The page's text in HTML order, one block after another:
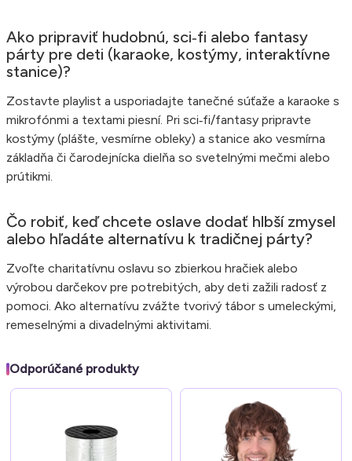
Ako pripraviť hudobnú, sci‑fi alebo fantasy
párty pre deti (karaoke, kostýmy, interaktívne
stanice)?
Zostavte playlist a usporiadajte tanečné súťaže a karaoke s
mikrofónmi a textami piesní. Pri sci‑fi/fantasy pripravte
kostýmy (plášte, vesmírne obleky) a stanice ako vesmírna
základňa či čarodejnícka dielňa so svetelnými mečmi alebo
prútikmi.
Čo robiť, keď chcete oslave dodať hlbší zmysel
alebo hľadáte alternatívu k tradičnej párty?
Zvoľte charitatívnu oslavu so zbierkou hračiek alebo
výrobou darčekov pre potrebitých, aby deti zažili radosť z
pomoci. Ako alternatívu zvážte tvorivý tábor s umeleckými,
remeselnými a divadelnými aktivitami.
Odporúčané produkty